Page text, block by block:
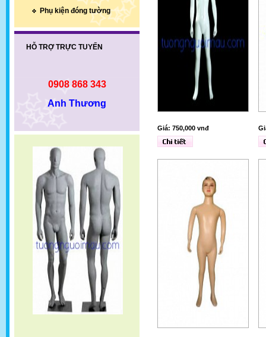
Phụ kiện đóng tường
HỖ TRỢ TRỰC TUYẾN
0908 868 343
Anh Thương
Giá: 750,000 vnđ